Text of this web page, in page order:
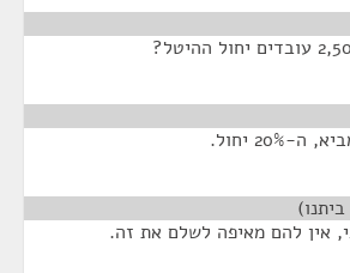
יחול.
אין להם מאיפה לשלם את זה.